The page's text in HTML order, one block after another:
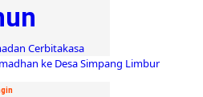
Cerbitakasa